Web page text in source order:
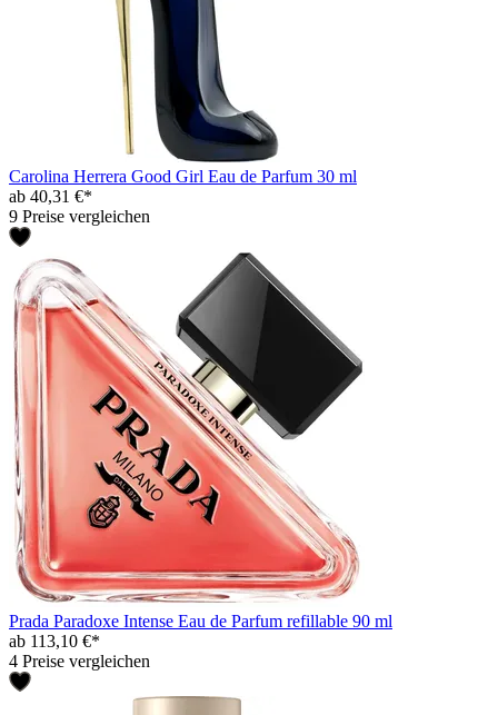
Carolina Herrera Good Girl Eau de Parfum 30 ml
ab 40,31 €*
9 Preise vergleichen
Prada Paradoxe Intense Eau de Parfum refillable 90 ml
ab 113,10 €*
4 Preise vergleichen